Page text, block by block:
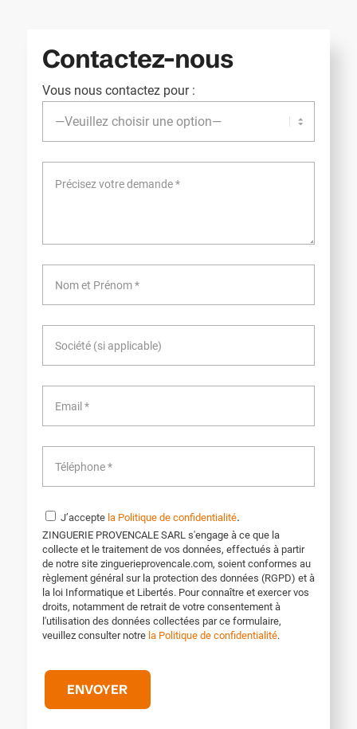
Contactez-nous
Vous nous contactez pour :
J’accepte la Politique de confidentialité.
ZINGUERIE PROVENCALE SARL s'engage à ce que la
collecte et le traitement de vos données, effectués à partir
de notre site zinguerieprovencale.com, soient conformes au
règlement général sur la protection des données (RGPD) et à
la loi Informatique et Libertés. Pour connaître et exercer vos
droits, notamment de retrait de votre consentement à
l'utilisation des données collectées par ce formulaire,
veuillez consulter notre la Politique de confidentialité.